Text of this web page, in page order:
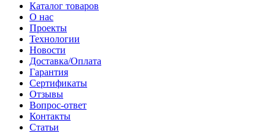
Каталог товаров
О нас
Проекты
Технологии
Новости
Доставка/Оплата
Гарантия
Сертификаты
Отзывы
Вопрос-ответ
Контакты
Статьи